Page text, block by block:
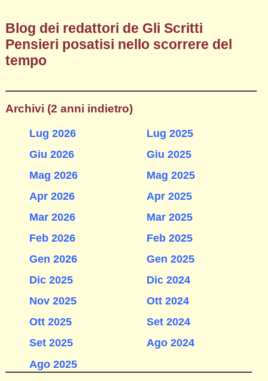
Blog dei redattori de Gli Scritti
Pensieri posatisi nello scorrere del
tempo
Archivi (2 anni indietro)
Lug 2026
Giu 2026
Mag 2026
Apr 2026
Mar 2026
Feb 2026
Gen 2026
Dic 2025
Nov 2025
Ott 2025
Set 2025
Ago 2025
Lug 2025
Giu 2025
Mag 2025
Apr 2025
Mar 2025
Feb 2025
Gen 2025
Dic 2024
Ott 2024
Set 2024
Ago 2024